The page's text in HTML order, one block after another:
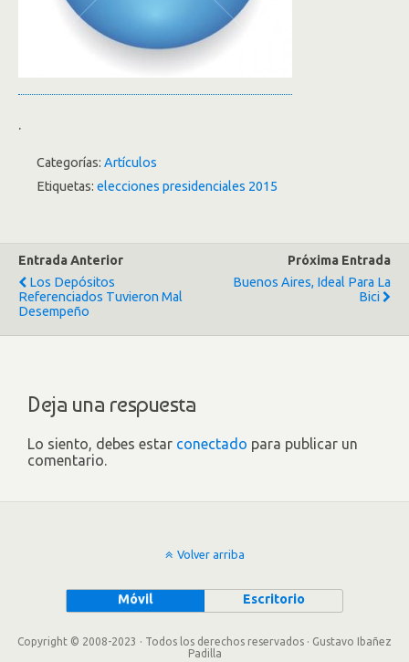
.
Categorías: Artículos
Etiquetas: elecciones presidenciales 2015
Entrada Anterior
Los Depósitos
Referenciados Tuvieron Mal
Desempeño
Próxima Entrada
Buenos Aires, Ideal Para La
Bici
Deja una respuesta
Lo siento, debes estar conectado para publicar un
comentario.
Volver arriba
Móvil Escritorio
Copyright © 2008-2023 · Todos los derechos reservados · Gustavo Ibañez
Padilla